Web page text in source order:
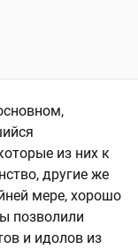
из них к
другие же
мере, хорошо
позволили
и идолов из